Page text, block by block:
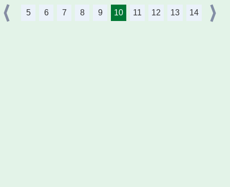
5 6 7 8 9 10 11 12 13 14